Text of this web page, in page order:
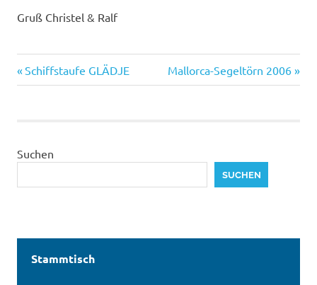
Gruß Christel & Ralf
Beitragsnavigation
Vorheriger
Beitrag:
Schiffstaufe GLÄDJE
Nächster
Beitrag:
Mallorca-Segeltörn 2006
Suchen
SUCHEN
Stammtisch